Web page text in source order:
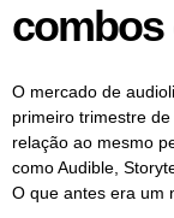
combos
O mercado de
primeiro trimestre
relação ao mesmo
como Audible,
O que antes era um